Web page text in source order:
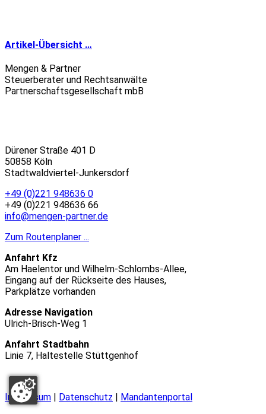
Artikel-Übersicht …
Mengen & Partner
Steuerberater und Rechtsanwälte
Partnerschaftsgesellschaft mbB
Dürener Straße 401 D
50858 Köln
Stadtwaldviertel-Junkersdorf
+49 (0)221 948636 0
+49 (0)221 948636 66
info@mengen-partner.de
Zum Routenplaner ...
Anfahrt Kfz
Am Haelentor und Wilhelm-Schlombs-Allee,
Eingang auf der Rückseite des Hauses,
Parkplätze vorhanden
Adresse Navigation
Ulrich-Brisch-Weg 1
Anfahrt Stadtbahn
Linie 7, Haltestelle Stüttgenhof
Impressum | Datenschutz | Mandantenportal